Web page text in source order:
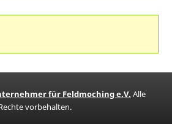
für Feldmoching e.V. Alle
vorbehalten.